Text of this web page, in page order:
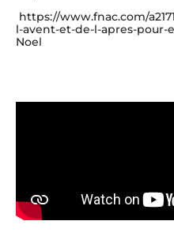
https://www.fnac.com/
l-avent-et-de-l-apres-pour-
Noel